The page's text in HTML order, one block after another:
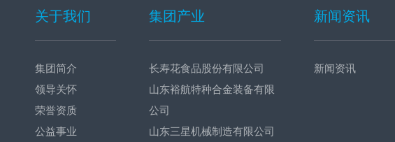
关于我们
集团简介
领导关怀
荣誉资质
公益事业
集团产业
长寿花食品股份有限公司
山东裕航特种合金装备有限
公司
山东三星机械制造有限公司
新闻资讯
新闻资讯